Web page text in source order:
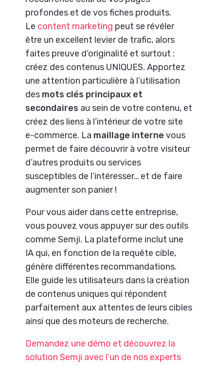
profondes et de vos fiches produits.
Le content marketing peut se révéler
être un excellent levier de trafic, alors
faites preuve d’originalité et surtout :
créez des contenus UNIQUES. Apportez
une attention particulière à l’utilisation
des mots clés principaux et
secondaires au sein de votre contenu, et
créez des liens à l’intérieur de votre site
e-commerce. La maillage interne vous
permet de faire découvrir à votre visiteur
d’autres produits ou services
susceptibles de l’intéresser… et de faire
augmenter son panier !
Pour vous aider dans cette entreprise,
vous pouvez vous appuyer sur des outils
comme Semji. La plateforme inclut une
IA qui, en fonction de la requête cible,
génère différentes recommandations.
Elle guide les utilisateurs dans la création
de contenus uniques qui répondent
parfaitement aux attentes de leurs cibles
ainsi que des moteurs de recherche.
Demandez une démo et découvrez la
solution Semji avec l’un de nos experts